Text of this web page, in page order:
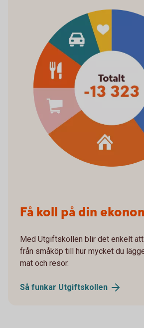
Få koll på din
Med Utgiftskollen blir det enkelt
från småköp till hur mycket du
mat och resor.
Så funkar Utgiftskollen